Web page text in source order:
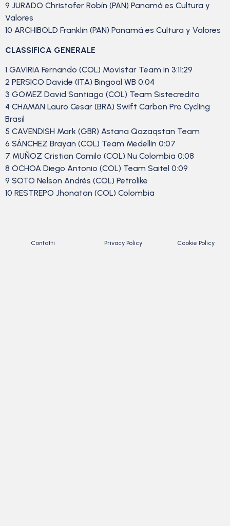
9 JURADO Christofer Robín (PAN) Panamá es Cultura y
Valores
10 ARCHIBOLD Franklin (PAN) Panamá es Cultura y Valores
CLASSIFICA GENERALE
1 GAVIRIA Fernando (COL) Movistar Team in 3:11:29
2 PERSICO Davide (ITA) Bingoal WB 0:04
3 GOMEZ David Santiago (COL) Team Sistecredito
4 CHAMAN Lauro Cesar (BRA) Swift Carbon Pro Cycling
Brasil
5 CAVENDISH Mark (GBR) Astana Qazaqstan Team
6 SÁNCHEZ Brayan (COL) Team Medellín 0:07
7 MUÑOZ Cristian Camilo (COL) Nu Colombia 0:08
8 OCHOA Diego Antonio (COL) Team Saitel 0:09
9 SOTO Nelson Andrés (COL) Petrolike
10 RESTREPO Jhonatan (COL) Colombia
Contatti Privacy Policy Cookie Policy